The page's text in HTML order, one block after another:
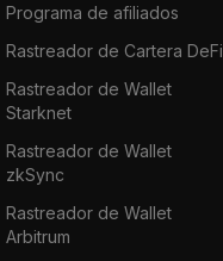
Programa de afiliados
Rastreador de Cartera DeFi
Rastreador de Wallet
Starknet
Rastreador de Wallet
zkSync
Rastreador de Wallet
Arbitrum